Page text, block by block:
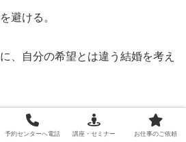
避ける。
、自分の希望とは違う結婚を考え
母親の意見が頭に浮かぶ。
予約センターへ電話 講座・セミナー お仕事のご依頼